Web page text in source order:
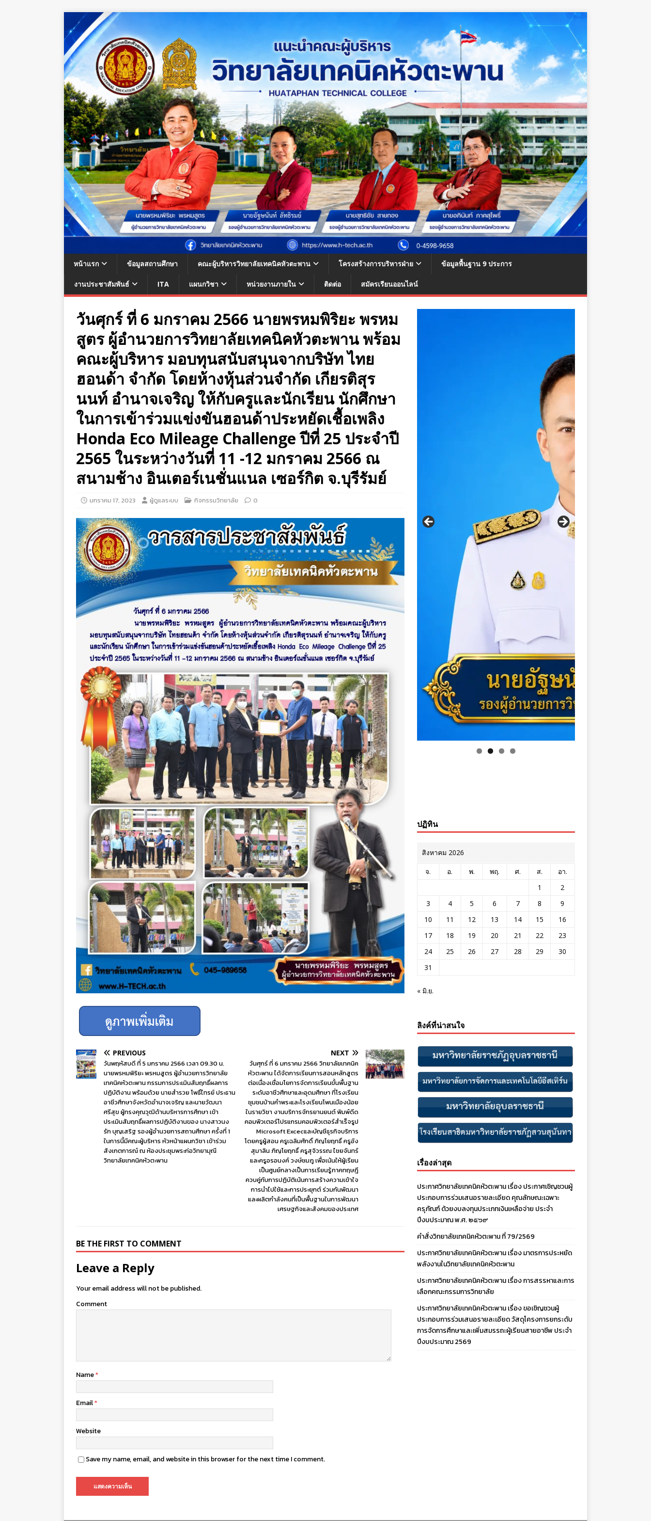
หน้าแรก ข้อมูลสถานศึกษา คณะผู้บริหารวิทยาลัยเทคนิคหัวตะพาน โครงสร้างการบริหารฝ่าย ข้อมูลพื้นฐาน 9 ประการ
งานประชาสัมพันธ์ ITA แผนกวิชา หน่วยงานภายใน ติดต่อ สมัครเรียนออนไลน์
วันศุกร์ ที่ 6 มกราคม 2566 นายพรหมพิริยะ พรหม
สูตร ผู้อำนวยการวิทยาลัยเทคนิคหัวตะพาน พร้อม
คณะผู้บริหาร มอบทุนสนับสนุนจากบริษัท ไทย
ฮอนด้า จำกัด โดยห้างหุ้นส่วนจำกัด เกียรติสุร
นนท์ อำนาจเจริญ ให้กับครูและนักเรียน นักศึกษา
ในการเข้าร่วมแข่งขันฮอนด้าประหยัดเชื้อเพลิง
Honda Eco Mileage Challenge ปีที่ 25 ประจำปี
2565 ในระหว่างวันที่ 11 -12 มกราคม 2566 ณ
สนามช้าง อินเตอร์เนชั่นแนล เซอร์กิต จ.บุรีรัมย์
มกราคม 17, 2023 ผู้ดูแลระบบ กิจกรรมวิทยาลัย 0
PREVIOUS
วันพฤหัสบดี ที่ 5 มกราคม 2566 เวลา 09.30 น.
นายพรหมพิริยะ พรหมสูตร ผู้อำนวยการวิทยาลัย
เทคนิคหัวตะพาน กรรมการประเมินสัมฤทธิ์ผลการ
ปฏิบัติงาน พร้อมด้วย นายสำรวย โพธิ์ไทรย์ ประธาน
อาชีวศึกษาจังหวัดอำนาจเจริญ และนายวัฒนา
ศรีสุข ผู้ทรงคุณวุฒิด้านบริหารการศึกษา เข้า
ประเมินสัมฤทธิ์ผลการปฏิบัติงานของ นางสาวนง
รัก บุญเสริฐ รองผู้อำนวยการสถานศึกษา ครั้งที่ 1
ในการนี้มีคณะผู้บริหาร หัวหน้าแผนกวิชา เข้าร่วม
สังเกตการณ์ ณ ห้องประชุมพระก่อวิทยามุณี
วิทยาลัยเทคนิคหัวตะพาน
NEXT
วันศุกร์ ที่ 6 มกราคม 2566 วิทยาลัยเทคนิค
หัวตะพาน ได้จัดการเรียนการสอนหลักสูตร
ต่อเนื่องเชื่อมโยการจัดการเรียนขั้นพื้นฐาน
ระดับอาชีวศึกษาและอุดมศึกษา ที่โรงเรียน
ชุมชนบ้านคำพระและโรงเรียนโพนเมืองน้อย
ในรายวิชา งานบริการจักรยานยนต์ พิมพ์ดีด
คอมพิวเตอร์โปรแกรมคอมพิวเตอร์สำเร็จรูป
Microsoft Excecและบัญชีธุรกิจบริการ
โดยครูผู้สอน ครูเฉลิมศักดิ์ ภิญโยฤทธิ์ ครูอัง
สุมาลิน ภิญโยฤทธิ์ ครูสุจิวรรณ ไชยจันทร์
และครูอรอนงค์ วงษ์ชมภู เพื่อเน้นให้ผู้เรียน
เป็นศูนย์กลางเป็นการเรียนรู้ภาคทฤษฎี
ควบคู่กับการปฏิบัติเน้นการสร้างความเข้าใจ
การนำไปใช้และการประยุกต์ ร่วมกันพัฒนา
และผลิตกำลังคนที่เป็นพื้นฐานในการพัฒนา
เศรษฐกิจและสังคมของประเทศ
BE THE FIRST TO COMMENT
Leave a Reply
Your email address will not be published.
Comment
Name*
Email*
Website
Save my name, email, and website in this browser for the next time I comment.
ปฏิทิน
สิงหาคม 2026
จ. อ. พ. พฤ. ศ. ส.
อา.
1
2
3
4 5 6 7 8
9
10
11 12 13 14 15
16
17
18 19 20 21 22
23
24
25 26 27 28 29
30
31
« มิ.ย.
ลิงค์ที่น่าสนใจ
เรื่องล่าสุด
ประกาศวิทยาลัยเทคนิคหัวตะพาน เรื่อง ประกาศเชิญชวนผู้
ประกอบการร่วมเสนอรายละเอียด คุณลักษณะเฉพาะ
ครุภัณฑ์ ด้วยงบลงทุนประเภทเงินเหลือจ่าย ประจํา
ปีงบประมาณ พ.ศ. ๒๕๖๙
คำสั่งวิทยาลัยเทคนิคหัวตะพาน ที่ 79/2569
ประกาศวิทยาลัยเทคนิคหัวตะพาน เรื่อง มาตรการประหยัด
พลังงานในวิทยาลัยเทคนิคหัวตะพาน
ประกาศวิทยาลัยเทคนิคหัวตะพาน เรื่อง การสรรหาและการ
เลือกคณะกรรมการวิทยาลัย
ประกาศวิทยาลัยเทคนิคหัวตะพาน เรื่อง ขอเชิญชวนผู้
ประกอบการร่วมเสนอรายละเอียด วัสดุโครงการยกระดับ
การจัดการศึกษาและเพิ่มสมรรถะผู้เรียนสายอาชีพ ประจำ
ปีงบประมาณ 2569